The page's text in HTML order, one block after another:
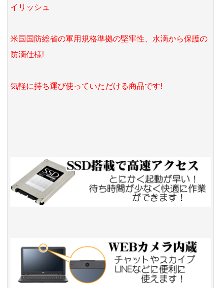
イリッシュ
米国国防総省の軍用規格準拠の堅牢性、水滴から保護の
防滴仕様!
気軽に持ち運び使っていただける商品です!